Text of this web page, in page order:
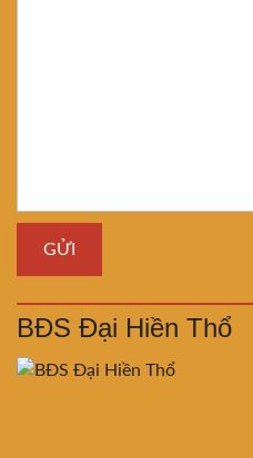
BĐS Đại Hiền Thổ